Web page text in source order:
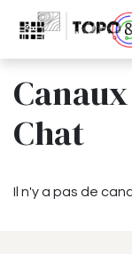
Se rendre au
Chat
Il n'y a pas de